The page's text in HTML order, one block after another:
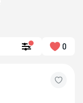
0